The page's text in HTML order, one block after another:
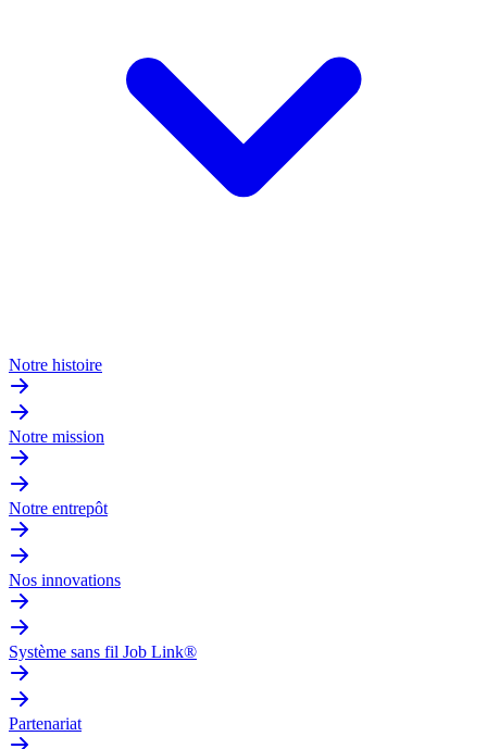
Notre histoire
Notre mission
Notre entrepôt
Nos innovations
Système sans fil Job Link®
Partenariat